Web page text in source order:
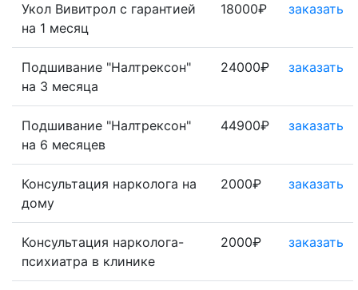
Укол Вивитрол с гарантией
на 1 месяц
18000₽ заказать
Подшивание "Налтрексон"
на 3 месяца
24000₽ заказать
Подшивание "Налтрексон"
на 6 месяцев
44900₽ заказать
Консультация нарколога на
дому
2000₽ заказать
Консультация нарколога-
психиатра в клинике
2000₽ заказать